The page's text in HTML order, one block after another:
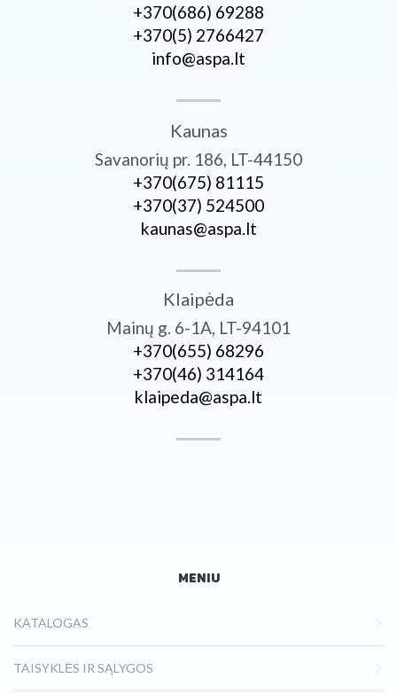
+370­(686) 69288
+370­(5) 2766427
info@aspa.lt
Kaunas
Savanorių pr. 186, LT-44150
+370­(675) 81115
+370­(37) 524500
kaunas@aspa.lt
Klaipėda
Mainų g. 6-1A, LT-94101
+370­(655) 68296
+370­(46) 314164
klaipeda@aspa.lt
MENIU
KATALOGAS
TAISYKLĖS IR SĄLYGOS